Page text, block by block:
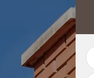
Poseur et pose de
poêle à bois et
granulé 13